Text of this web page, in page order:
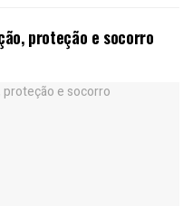
proteção e socorro